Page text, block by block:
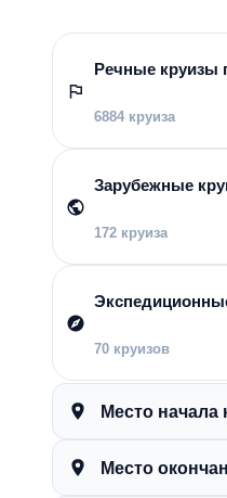
Речные круизы
6884 круиза
Зарубежные
172 круиза
70 круизов
Место начала
Место